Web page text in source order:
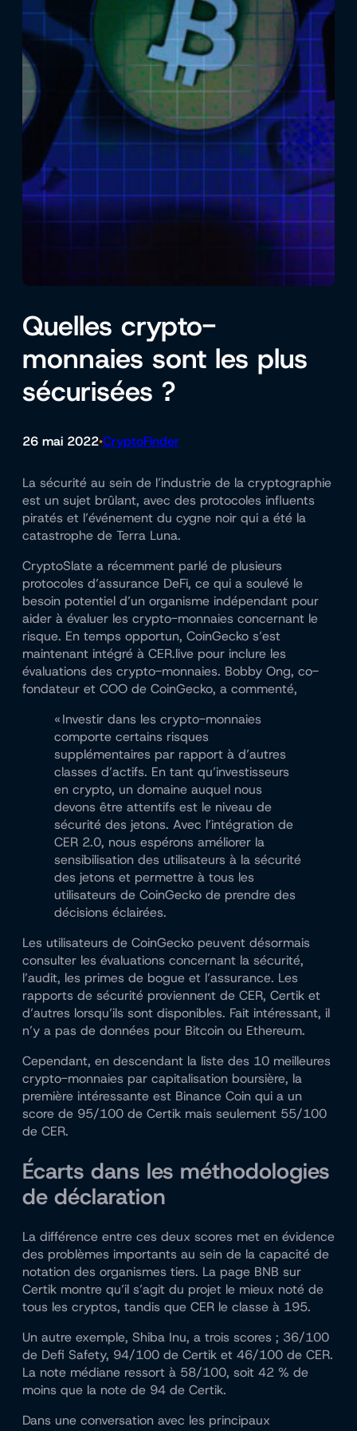
Quelles crypto-
monnaies sont les plus
sécurisées ?
26 mai 2022•CryptoFinder
La sécurité au sein de l’industrie de la cryptographie
est un sujet brûlant, avec des protocoles influents
piratés et l’événement du cygne noir qui a été la
catastrophe de Terra Luna.
CryptoSlate a récemment parlé de plusieurs
protocoles d’assurance DeFi, ce qui a soulevé le
besoin potentiel d’un organisme indépendant pour
aider à évaluer les crypto-monnaies concernant le
risque. En temps opportun, CoinGecko s’est
maintenant intégré à CER.live pour inclure les
évaluations des crypto-monnaies. Bobby Ong, co-
fondateur et COO de CoinGecko, a commenté,
« Investir dans les crypto-monnaies
comporte certains risques
supplémentaires par rapport à d’autres
classes d’actifs. En tant qu’investisseurs
en crypto, un domaine auquel nous
devons être attentifs est le niveau de
sécurité des jetons. Avec l’intégration de
CER 2.0, nous espérons améliorer la
sensibilisation des utilisateurs à la sécurité
des jetons et permettre à tous les
utilisateurs de CoinGecko de prendre des
décisions éclairées.
Les utilisateurs de CoinGecko peuvent désormais
consulter les évaluations concernant la sécurité,
l’audit, les primes de bogue et l’assurance. Les
rapports de sécurité proviennent de CER, Certik et
d’autres lorsqu’ils sont disponibles. Fait intéressant, il
n’y a pas de données pour Bitcoin ou Ethereum.
Cependant, en descendant la liste des 10 meilleures
crypto-monnaies par capitalisation boursière, la
première intéressante est Binance Coin qui a un
score de 95/100 de Certik mais seulement 55/100
de CER.
Écarts dans les méthodologies
de déclaration
La différence entre ces deux scores met en évidence
des problèmes importants au sein de la capacité de
notation des organismes tiers. La page BNB sur
Certik montre qu’il s’agit du projet le mieux noté de
tous les cryptos, tandis que CER le classe à 195.
Un autre exemple, Shiba Inu, a trois scores ; 36/100
de Defi Safety, 94/100 de Certik et 46/100 de CER.
La note médiane ressort à 58/100, soit 42 % de
moins que la note de 94 de Certik.
Dans une conversation avec les principaux